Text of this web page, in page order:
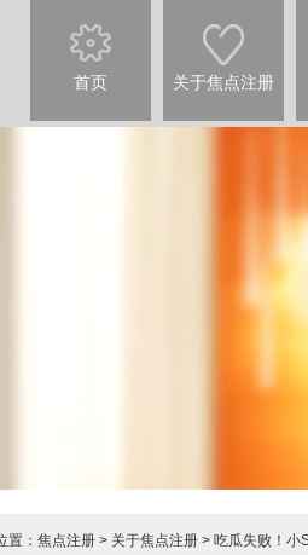
首页 关于焦点注册
置： 焦点注册 > 关于焦点注册 > 吃瓜失败！小